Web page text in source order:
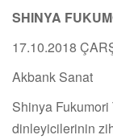
SHINYA
17.10.2018
Akbank Sanat
Shinya
dinleyicilerinin